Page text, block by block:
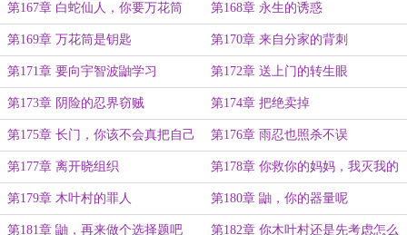
第167章 白蛇仙人，你要万花筒
吗？
第168章 永生的诱惑
第169章 万花筒是钥匙 第170章 来自分家的背刺
第171章 要向宇智波鼬学习 第172章 送上门的转生眼
第173章 阴险的忍界窃贼 第174章 把绝卖掉
第175章 长门，你该不会真把自己
当神明了吧
第176章 雨忍也照杀不误
第177章 离开晓组织 第178章 你救你的妈妈，我灭我的
木叶村
第179章 木叶村的罪人 第180章 鼬，你的器量呢
第181章 鼬，再来做个选择题吧 第182章 你木叶村还是先考虑怎么